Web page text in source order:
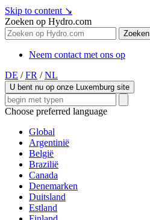
Skip to content ↘
Zoeken op Hydro.com
Zoeken
Neem contact met ons op
DE / FR / NL
U bent nu op onze Luxemburg site
Choose preferred language
Global
Argentinië
België
Brazilië
Canada
Denemarken
Duitsland
Estland